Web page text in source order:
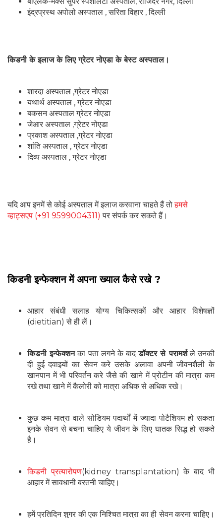
इंद्रप्रस्थ अपोलो अस्पताल , सरिता विहार , दिल्ली
किडनी के इलाज के लिए ग्रेटर नोएडा के बेस्ट अस्पताल।
शारदा अस्पताल ,ग्रेटर नोएडा
यथार्थ अस्पताल , ग्रेटर नोएडा
बकसन अस्पताल ग्रेटर नोएडा
जेआर अस्पताल ,ग्रेटर नोएडा
प्रकाश अस्पताल ,ग्रेटर नोएडा
शांति अस्पताल , ग्रेटर नोएडा
दिव्य अस्पताल , ग्रेटर नोएडा
यदि आप इनमें से कोई अस्पताल में इलाज करवाना चाहते हैं तोहमसे
व्हाट्सएप (+91 9599004311) पर संपर्क कर सकते हैं।
किडनी इन्फेक्शन में अपना ख्याल कैसे रखे ?
आहार संबंधी सलाह योग्य चिकित्सकों और आहार विशेषज्ञों
(dietitian) से ही लें।
किडनी इन्फेक्शनका पता लगने के बादडॉक्टर से परामर्शले उनकी
दी हुई दवाइयों का सेवन करे उसके अलावा अपनी जीवनशैली के
खानपान में भी परिवर्तन करे जैसे की खाने में प्रोटीन की मात्रा कम
रखे तथा खाने में कैलोरी को मात्रा अधिक से अधिक रखे।
कुछ कम मात्रा वाले सोडियम पदार्थों में ज्यादा पोटैशियम हो सकता
इनके सेवन से बचना चाहिए ये जीवन के लिए घातक सिद्ध हो सकते
है।
किडनी प्रत्यारोपण(kidney transplantation) के बाद भी
आहार में सावधानी बरतनी चाहिए।
हमें प्रतिदिन शुगर की एक निश्चित मात्रा का ही सेवन करना चाहिए।